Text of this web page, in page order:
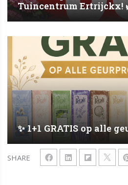
SHARE
Tuincentrum Ertrijckx!
✨ 1+1 GRATIS op alle